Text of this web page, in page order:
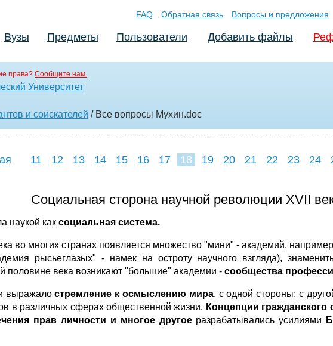
FAQ Обратная связь Вопросы и предложения
Вузы Предметы Пользователи Добавить файлы
права? Сообщите нам.
Университет
и соискателей / Все вопросы Мухин.doc
11 12 13 14 15 16 17 18 19 20 21 22 23 24
Социальная сторона научной революции XVII
наукой как социальная система.
во многих странах появляется множество "мини" - академий,
рысьеглазых" - намек на остроту научного взгляда),
половине века возникают "большие" академии - сообщества
выражалостремление к осмыслению мира, с одной стороны; с
в различных сферах общественной жизни. Концепции гражданского
прав личности и многое другоеразрабатывались усилиями